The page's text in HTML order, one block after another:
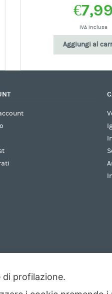
€7,99
IVA inclusa
Aggiungi al
di profilazione.